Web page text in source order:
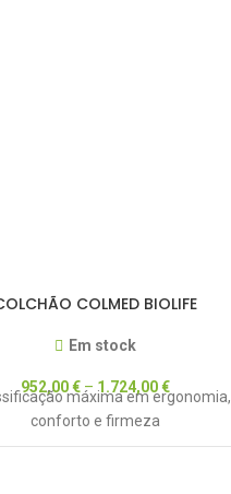
COLMED BIOLIFE
Em stock
952,00€– 1.724,00€
máxima em ergonomia,
conforto e firmeza